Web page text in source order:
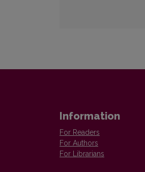
Information
For Readers
For Authors
For Librarians